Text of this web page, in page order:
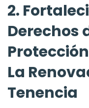
2.
Derechos
La
Tenencia